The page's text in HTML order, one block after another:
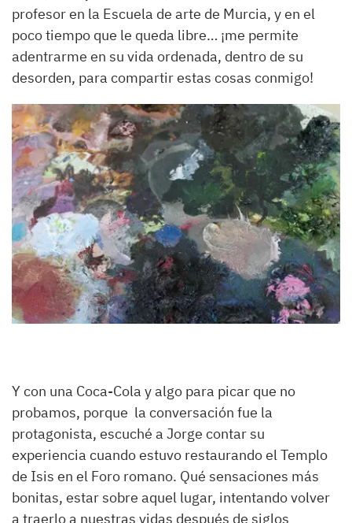
profesor en la Escuela de arte de Murcia, y en el
poco tiempo que le queda libre… ¡me permite
adentrarme en su vida ordenada, dentro de su
desorden, para compartir estas cosas conmigo!
Y con una Coca-Cola y algo para picar que no
probamos, porque la conversación fue la
protagonista, escuché a Jorge contar su
experiencia cuando estuvo restaurando el Templo
de Isis en el Foro romano. Qué sensaciones más
bonitas, estar sobre aquel lugar, intentando volver
a traerlo a nuestras vidas después de siglos